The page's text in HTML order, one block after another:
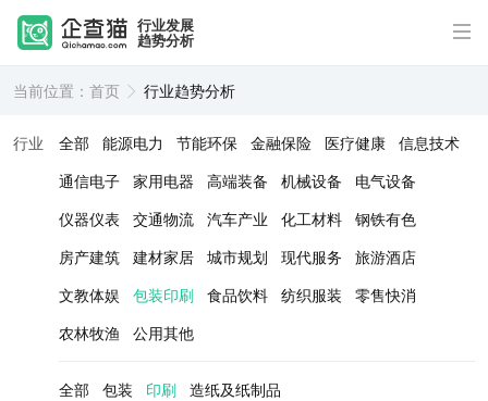
行业发展
趋势分析
当前位置： 首页 行业趋势分析
行业 全部 能源电力 节能环保 金融保险 医疗健康 信息技术
通信电子 家用电器 高端装备 机械设备
电气设备
仪器仪表
交通物流 汽车产业 化工材料 钢铁有色
房产建筑 建材家居 城市规划 现代服务
旅游酒店
文教体娱
包装印刷 食品饮料 纺织服装
零售快消
农林牧渔
公用其他
全部 包装 印刷 造纸及纸制品